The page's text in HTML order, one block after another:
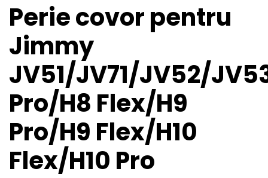
Perie covor pentru
Jimmy
JV51/JV71/JV52/
Pro/H8 Flex/H9
Pro/H9 Flex/H10
Flex/H10 Pro